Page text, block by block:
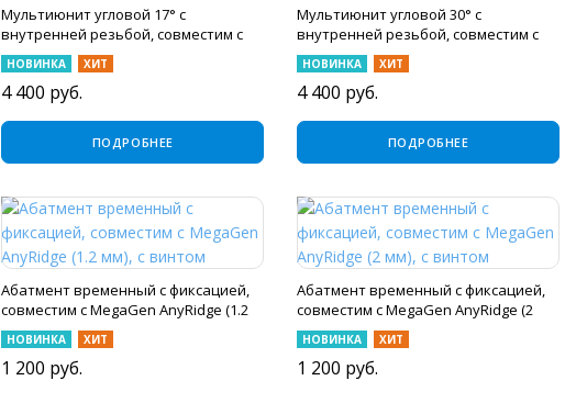
Мультиюнит угловой 17° с
внутренней резьбой, совместим с
MegaGen AnyOne (3.5 мм), с винтом
НОВИНКА ХИТ
4 400 руб.
ПОДРОБНЕЕ
Мультиюнит угловой 30° с
внутренней резьбой, совместим с
MegaGen AnyOne (3.5 мм), с винтом
Ультрастом
НОВИНКА ХИТ
4 400 руб.
ПОДРОБНЕЕ
Абатмент временный с фиксацией,
совместим с MegaGen AnyRidge (1.2
мм), с винтом
НОВИНКА ХИТ
1 200 руб.
Абатмент временный с фиксацией,
совместим с MegaGen AnyRidge (2
мм), с винтом
НОВИНКА ХИТ
1 200 руб.